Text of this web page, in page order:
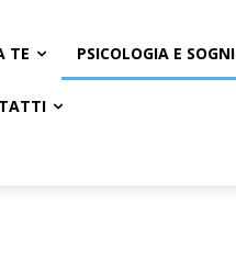
TE PSICOLOGIA E SOGNI